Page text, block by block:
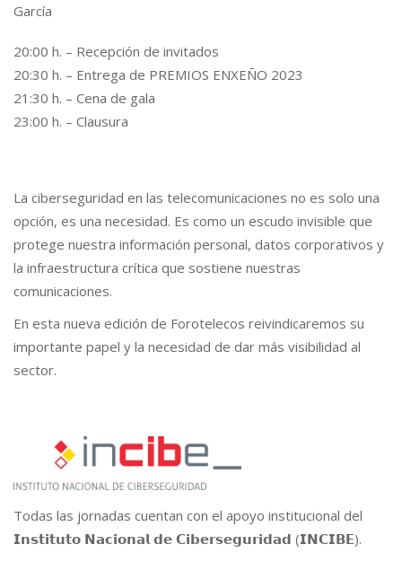
García
20:00 h. – Recepción de invitados
20:30 h. – Entrega de PREMIOS ENXEÑO 2023
21:30 h. – Cena de gala
23:00 h. – Clausura
La ciberseguridad en las telecomunicaciones no es solo una
opción, es una necesidad. Es como un escudo invisible que
protege nuestra información personal, datos corporativos y
la infraestructura crítica que sostiene nuestras
comunicaciones.
En esta nueva edición de Forotelecos reivindicaremos su
importante papel y la necesidad de dar más visibilidad al
sector.
Todas las jornadas cuentan con el apoyo institucional del
𝗜𝗻𝘀𝘁𝗶𝘁𝘂𝘁𝗼 𝗡𝗮𝗰𝗶𝗼𝗻𝗮𝗹 𝗱𝗲 𝗖𝗶𝗯𝗲𝗿𝘀𝗲𝗴𝘂𝗿𝗶𝗱𝗮𝗱 (𝗜𝗡𝗖𝗜𝗕𝗘).